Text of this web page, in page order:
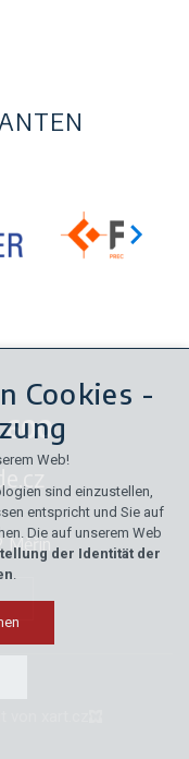
600
Měřín
Cookies -
Web!
sind einzustellen,
entspricht und Sie auf
Die auf unserem Web
der Identität der
.